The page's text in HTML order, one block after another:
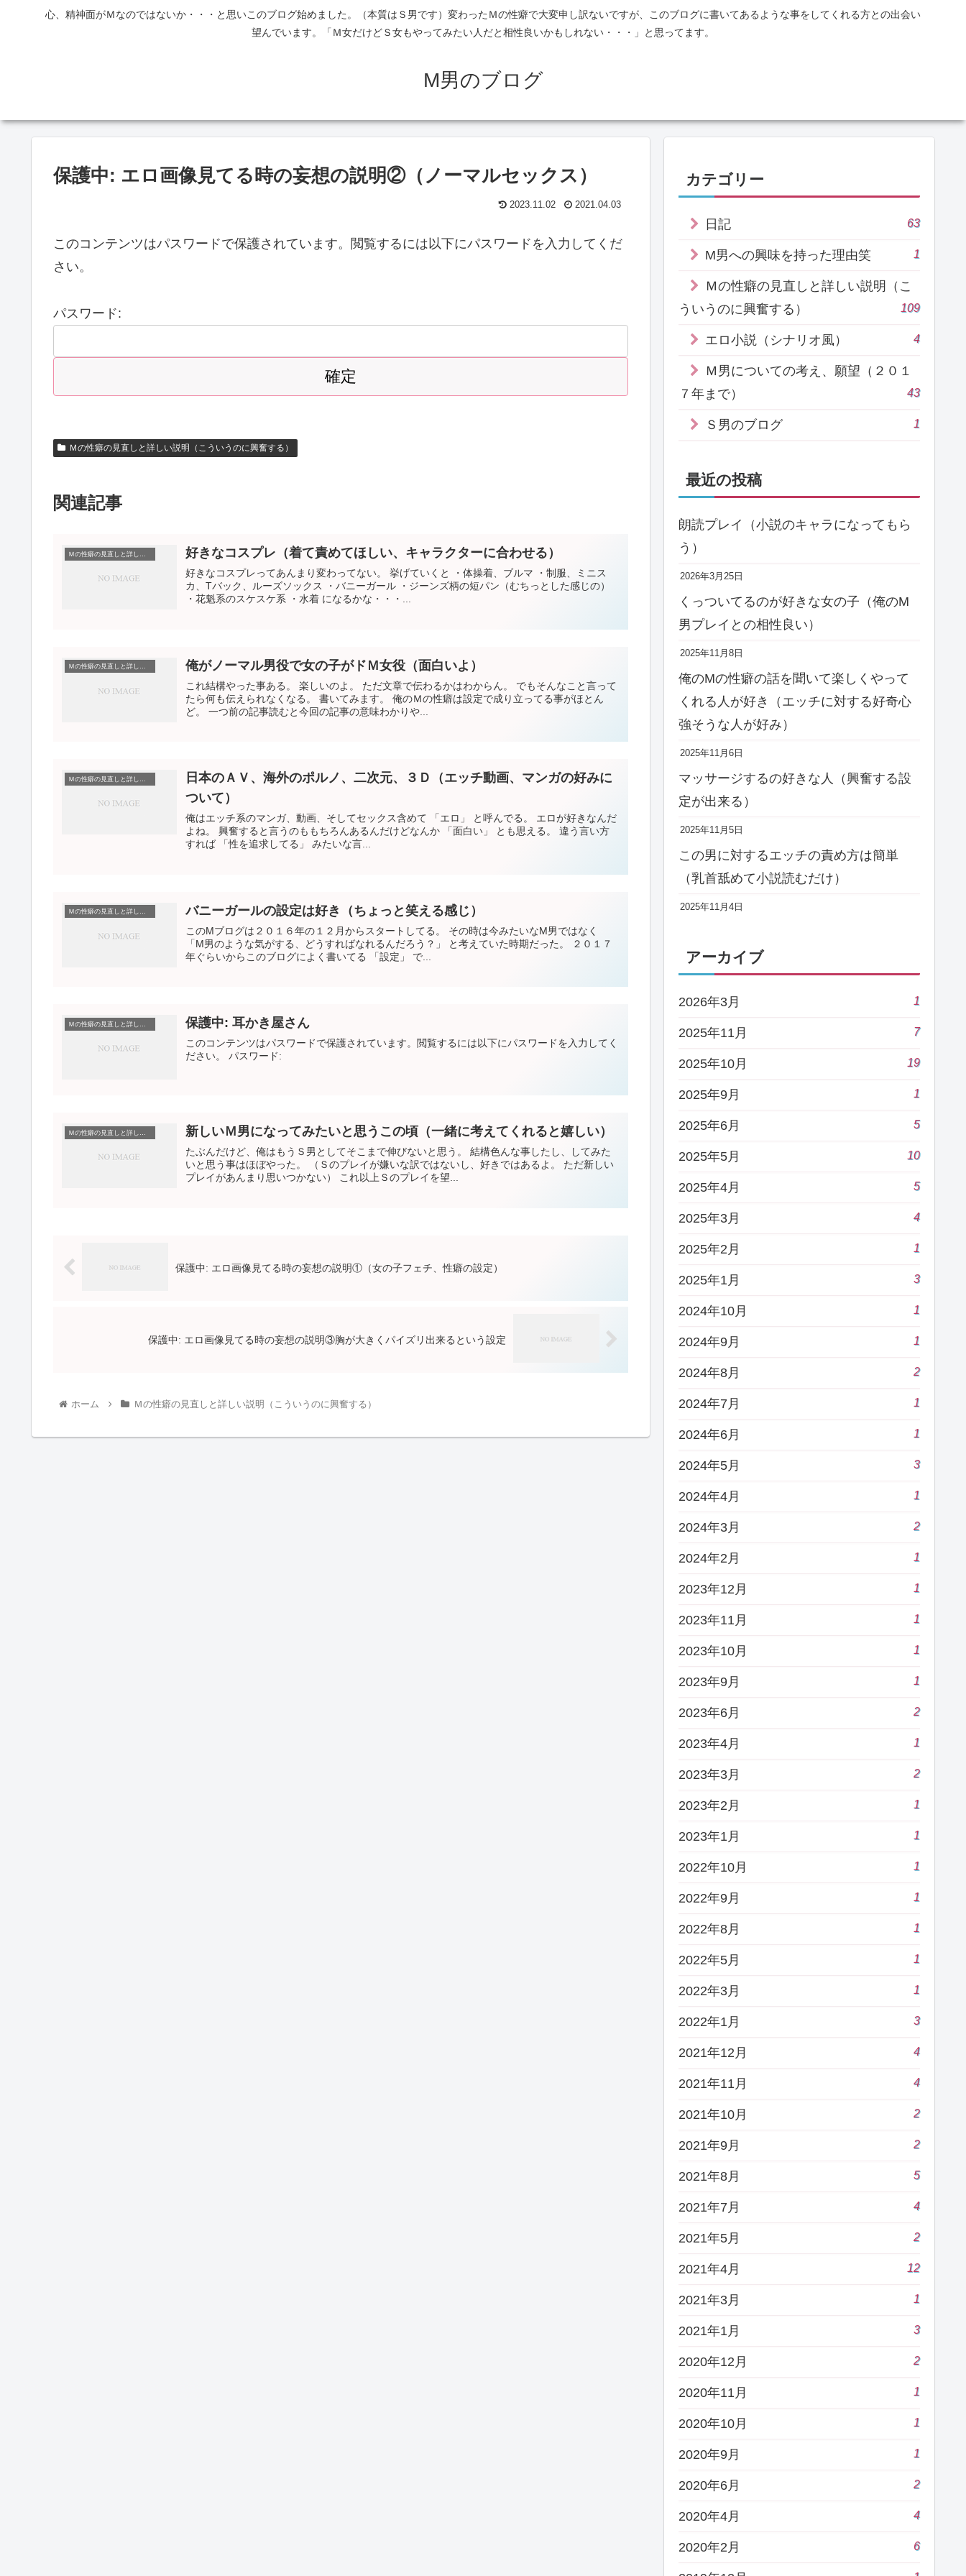
心、精神面がＭなのではないか・・・と思いこのブログ始めました。（本質はＳ男です）変わったＭの性癖で大変申し訳ないですが、このブログに書いてあるような事をしてくれる方との出会い
望んでいます。「Ｍ女だけどＳ女もやってみたい人だと相性良いかもしれない・・・」と思ってます。
M男のブログ
保護中: エロ画像見てる時の妄想の説明②（ノーマルセックス）
2023.11.02 2021.04.03
このコンテンツはパスワードで保護されています。閲覧するには以下にパスワードを入力してくだ
さい。
パスワード:
Ｍの性癖の見直しと詳しい説明（こういうのに興奮する）
関連記事
好きなコスプレ（着て責めてほしい、キャラクターに合わせる）
好きなコスプレってあんまり変わってない。 挙げていくと ・体操着、ブルマ ・制服、ミニス
カ、Tバック、ルーズソックス ・バニーガール ・ジーンズ柄の短パン（むちっとした感じの）
・花魁系のスケスケ系 ・水着 になるかな・・・...
Ｍの性癖の見直しと詳しい説明（こういうのに興奮する） 俺がノーマル男役で女の子がドＭ女役（面白いよ）
これ結構やった事ある。 楽しいのよ。 ただ文章で伝わるかはわからん。 でもそんなこと言って
たら何も伝えられなくなる。 書いてみます。 俺のＭの性癖は設定で成り立ってる事がほとん
ど。 一つ前の記事読むと今回の記事の意味わかりや...
日本のＡＶ、海外のポルノ、二次元、３Ｄ（エッチ動画、マンガの好みに
ついて）
俺はエッチ系のマンガ、動画、そしてセックス含めて 「エロ」 と呼んでる。 エロが好きなんだ
よね。 興奮すると言うのももちろんあるんだけどなんか 「面白い」 とも思える。 違う言い方
すれば 「性を追求してる」 みたいな言...
Ｍの性癖の見直しと詳しい説明（こういうのに興奮する） バニーガールの設定は好き（ちょっと笑える感じ）
このMブログは２０１６年の１２月からスタートしてる。 その時は今みたいなM男ではなく
「M男のような気がする、どうすればなれるんだろう？」 と考えていた時期だった。 ２０１７
年ぐらいからこのブログによく書いてる 「設定」 で...
Ｍの性癖の見直しと詳しい説明（こういうのに興奮する） 保護中: 耳かき屋さん
このコンテンツはパスワードで保護されています。閲覧するには以下にパスワードを入力してく
ださい。 パスワード:
Ｍの性癖の見直しと詳しい説明（こういうのに興奮する） 新しいＭ男になってみたいと思うこの頃（一緒に考えてくれると嬉しい）
たぶんだけど、俺はもうＳ男としてそこまで伸びないと思う。 結構色んな事したし、してみた
いと思う事はほぼやった。 （Ｓのプレイが嫌いな訳ではないし、好きではあるよ。 ただ新しい
プレイがあんまり思いつかない） これ以上Ｓのプレイを望...
保護中: エロ画像見てる時の妄想の説明①（女の子フェチ、性癖の設定）
保護中: エロ画像見てる時の妄想の説明③胸が大きくパイズリ出来るという設定
ホーム Ｍの性癖の見直しと詳しい説明（こういうのに興奮する）
カテゴリー
日記 63
M男への興味を持った理由笑 1
Ｍの性癖の見直しと詳しい説明（こ
ういうのに興奮する）
109
エロ小説（シナリオ風） 4
Ｍ男についての考え、願望（２０１
７年まで）
43
Ｓ男のブログ 1
最近の投稿
朗読プレイ（小説のキャラになってもら
う）
2026年3月25日
くっついてるのが好きな女の子（俺のM
男プレイとの相性良い）
2025年11月8日
俺のMの性癖の話を聞いて楽しくやって
くれる人が好き（エッチに対する好奇心
強そうな人が好み）
2025年11月6日
マッサージするの好きな人（興奮する設
定が出来る）
2025年11月5日
この男に対するエッチの責め方は簡単
（乳首舐めて小説読むだけ）
2025年11月4日
アーカイブ
2026年3月 1
2025年11月 7
2025年10月 19
2025年9月 1
2025年6月 5
2025年5月 10
2025年4月 5
2025年3月 4
2025年2月 1
2025年1月 3
2024年10月 1
2024年9月 1
2024年8月 2
2024年7月 1
2024年6月 1
2024年5月 3
2024年4月 1
2024年3月 2
2024年2月 1
2023年12月 1
2023年11月 1
2023年10月 1
2023年9月 1
2023年6月 2
2023年4月 1
2023年3月 2
2023年2月 1
2023年1月 1
2022年10月 1
2022年9月 1
2022年8月 1
2022年5月 1
2022年3月 1
2022年1月 3
2021年12月 4
2021年11月 4
2021年10月 2
2021年9月 2
2021年8月 5
2021年7月 4
2021年5月 2
2021年4月 12
2021年3月 1
2021年1月 3
2020年12月 2
2020年11月 1
2020年10月 1
2020年9月 1
2020年6月 2
2020年4月 4
2020年2月 6